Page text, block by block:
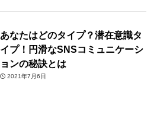
あなたはどのタイプ？潜在意識タ
イプ！円滑なSNSコミュニケーシ
ョンの秘訣とは
2021年7月6日